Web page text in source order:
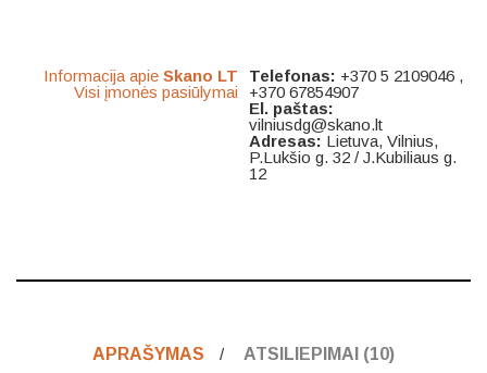
Informacija apie Skano LT
Visi įmonės pasiūlymai
Telefonas: +370 5 2109046 ,
+370 67854907
El. paštas:
vilniusdg@skano.lt
Adresas: Lietuva, Vilnius,
P.Lukšio g. 32 / J.Kubiliaus g.
12
APRAŠYMAS
ATSILIEPIMAI (10)